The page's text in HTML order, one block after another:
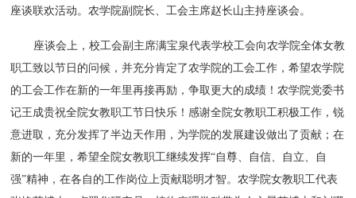
座谈联欢活动。农学院副院长、工会主席赵长山主持座谈会。
座谈会上，校工会副主席满宝泉代表学校工会向农学院全体女教
职工致以节日的问候，并充分肯定了农学院的工会工作，希望农学院
的工会工作在新的一年里再接再励，争取更大的成绩！农学院党委书
记王成贵祝全院女教职工节日快乐！感谢全院女教职工积极工作，锐
意进取，充分发挥了半边天作用，为学院的发展建设做出了贡献；在
新的一年里，希望全院女教职工继续发挥“自尊、自信、自立、自
强”精神，在各自的工作岗位上贡献聪明才智。农学院女教职工代表